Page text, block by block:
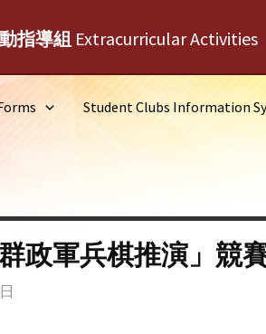
指導組 Extracurricular Activities
Student Clubs Information
政軍兵棋推演」競